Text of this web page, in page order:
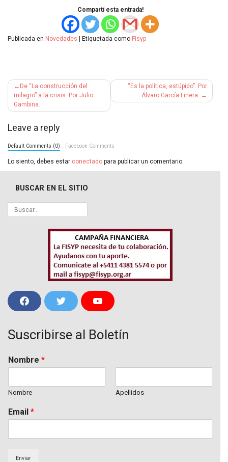
Compartí esta entrada!
Publicada en Novedades Etiquetada como Fisyp
Navegación
de
entradas
De “La construcción del
milagro” a la crisis. Por Julio
Gambina.
“Es la política, estúpido”. Por
Álvaro García Linera.
Leave a reply
Default Comments (0) Facebook Comments
Lo siento, debes estar conectado para publicar un comentario.
BUSCAR EN EL SITIO
F
a
b
o
k
w
t
e
Y
o
u
b
Suscribirse al Boletín
Nombre *
Nombre Apellidos
Email *
Enviar